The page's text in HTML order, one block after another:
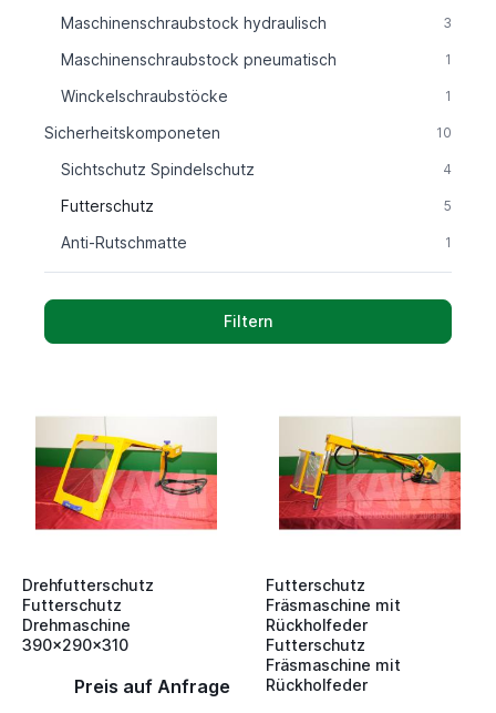
Maschinenschraubstock hydraulisch 3
Maschinenschraubstock pneumatisch 1
Winckelschraubstöcke 1
Sicherheitskomponeten 10
Sichtschutz Spindelschutz 4
Futterschutz 5
Anti-Rutschmatte 1
Filtern
Drehfutterschutz
Futterschutz
Drehmaschine
390x290x310
Preis auf Anfrage
Futterschutz
Fräsmaschine mit
Rückholfeder
Futterschutz
Fräsmaschine mit
Rückholfeder